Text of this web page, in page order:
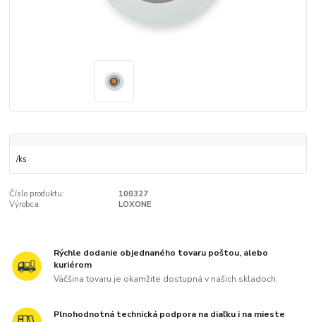
/ks
Číslo produktu:
100327
Výrobca:
LOXONE
Rýchle dodanie objednaného tovaru poštou, alebo
kuriérom
Väčšina tovaru je okamžite dostupná v našich skladoch.
Plnohodnotná technická podpora na diaľku i na mieste